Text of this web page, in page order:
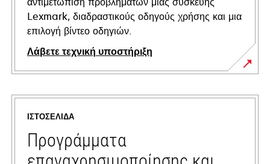
Lexmark, διαδραστικούς οδηγούς χρήσης και μια
επιλογή βίντεο οδηγιών.
Λάβετε τεχνική υποστήριξη
opens
in
new
tab
ΙΣΤΟΣΕΛΊΔΑ
Προγράμματα